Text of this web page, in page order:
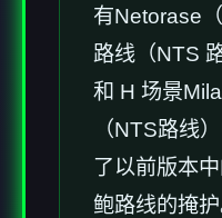
有Netorase
路线（NTS
和 H 场景
（NTS路线
了以前版本
鲍路线的掩